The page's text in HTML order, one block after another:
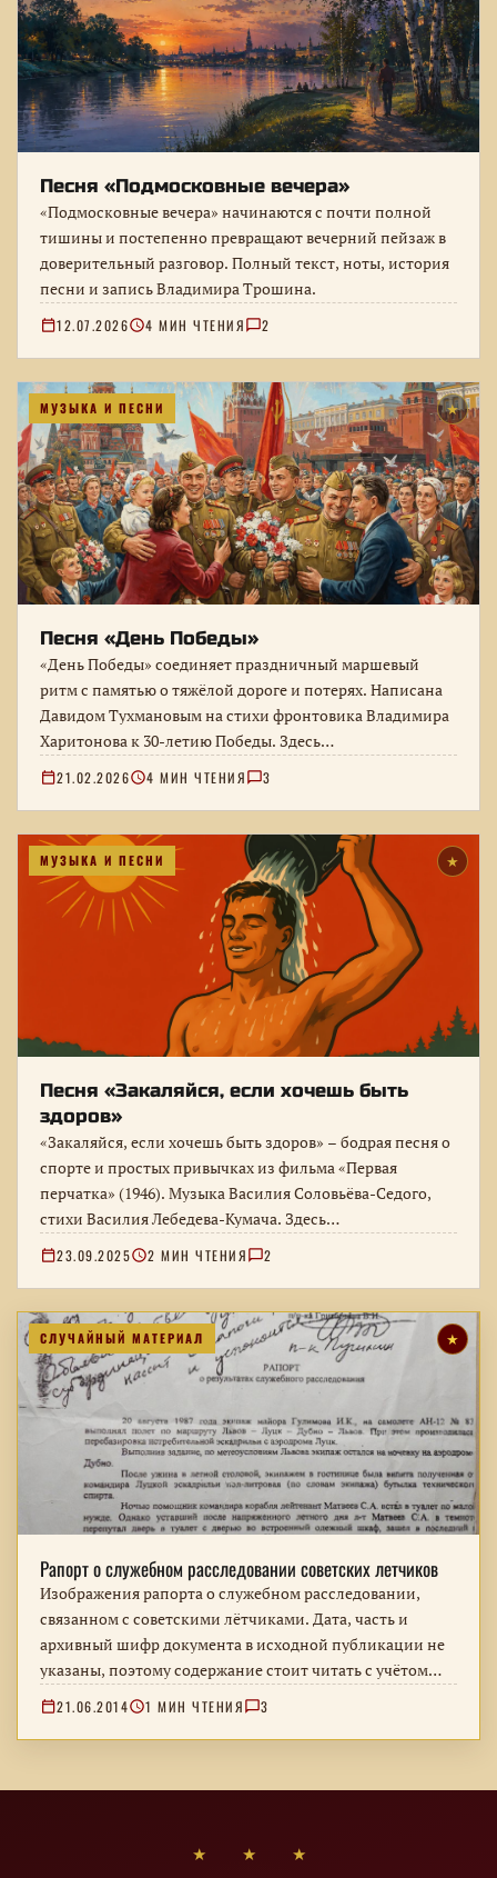
Песня «Подмосковные вечера»
«Подмосковные вечера» начинаются с почти полной
тишины и постепенно превращают вечерний пейзаж в
доверительный разговор. Полный текст, ноты, история
песни и запись Владимира Трошина.
12.07.2026 4 МИН ЧТЕНИЯ 2
МУЗЫКА И ПЕСНИ ★
Песня «День Победы»
«День Победы» соединяет праздничный маршевый
ритм с памятью о тяжёлой дороге и потерях. Написана
Давидом Тухмановым на стихи фронтовика Владимира
Харитонова к 30-летию Победы. Здесь…
21.02.2026 4 МИН ЧТЕНИЯ 3
МУЗЫКА И ПЕСНИ ★
Песня «Закаляйся, если хочешь быть
здоров»
«Закаляйся, если хочешь быть здоров» – бодрая песня о
спорте и простых привычках из фильма «Первая
перчатка» (1946). Музыка Василия Соловьёва-Седого,
стихи Василия Лебедева-Кумача. Здесь…
23.09.2025 2 МИН ЧТЕНИЯ 2
СЛУЧАЙНЫЙ МАТЕРИАЛ ★
Рапорт о служебном расследовании советских летчиков
Изображения рапорта о служебном расследовании,
связанном с советскими лётчиками. Дата, часть и
архивный шифр документа в исходной публикации не
указаны, поэтому содержание стоит читать с учётом
неполной атрибуции.
21.06.2014 1 МИН ЧТЕНИЯ 3
★ ★ ★